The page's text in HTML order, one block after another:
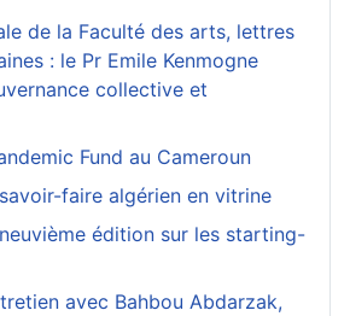
de la Faculté des arts, lettres
: le Pr Emile Kenmogne
collective et
Fund au Cameroun
faire algérien en vitrine
édition sur les starting-
avec Bahbou Abdarzak,